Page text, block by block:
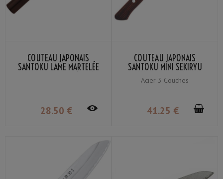
COUTEAU JAPONAIS
SANTOKU LAME MARTELÉE
28.50 €
COUTEAU JAPONAIS
SANTOKU MINI SEKIRYU
HAMON SRW101 14CM
Acier 3 Couches
41.25 €